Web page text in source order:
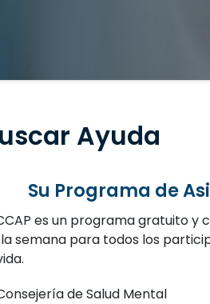
Ayuda
Su Programa de
es un programa gratuito y
semana para todos los
de Salud Mental